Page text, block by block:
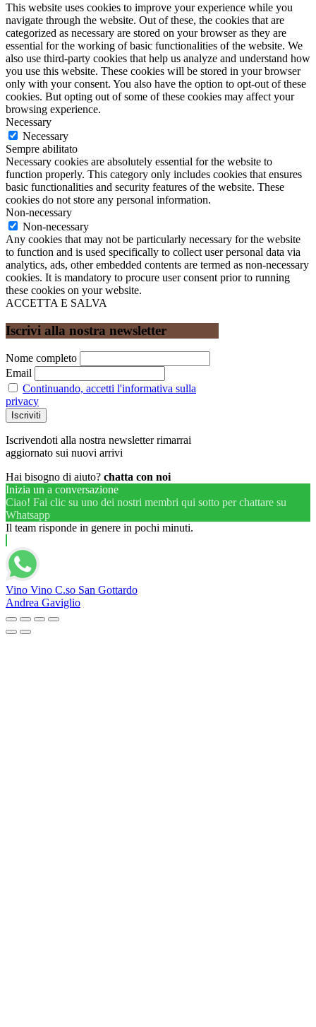
This website uses cookies to improve your experience while you
navigate through the website. Out of these, the cookies that are
categorized as necessary are stored on your browser as they are
essential for the working of basic functionalities of the website. We
also use third-party cookies that help us analyze and understand how
you use this website. These cookies will be stored in your browser
only with your consent. You also have the option to opt-out of these
cookies. But opting out of some of these cookies may affect your
browsing experience.
Necessary
Necessary
Sempre abilitato
Necessary cookies are absolutely essential for the website to
function properly. This category only includes cookies that ensures
basic functionalities and security features of the website. These
cookies do not store any personal information.
Non-necessary
Non-necessary
Any cookies that may not be particularly necessary for the website
to function and is used specifically to collect user personal data via
analytics, ads, other embedded contents are termed as non-necessary
cookies. It is mandatory to procure user consent prior to running
these cookies on your website.
ACCETTA E SALVA
Iscrivi alla nostra newsletter
Nome completo
Email
Continuando, accetti l'informativa sulla
privacy
Iscrivendoti alla nostra newsletter rimarrai
aggiornato sui nuovi arrivi
Hai bisogno di aiuto? chatta con noi
Inizia un a conversazione
Ciao! Fai clic su uno dei nostri membri qui sotto per chattare su
Whatsapp
Il team risponde in genere in pochi minuti.
Vino Vino C.so San Gottardo
Andrea Gaviglio